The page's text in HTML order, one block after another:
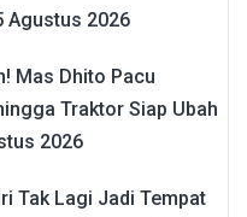
Agustus 2026
Mas Dhito Pacu
Traktor Siap Ubah
2026
Tak Lagi Jadi Tempat